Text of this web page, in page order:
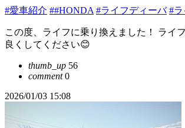
#愛車紹介 ##HONDA #ライフディーバ #ラ
この度、ライフに乗り換えました！ ライ
良くしてください😊
thumb_up 56
comment0
2026/01/03 15:08